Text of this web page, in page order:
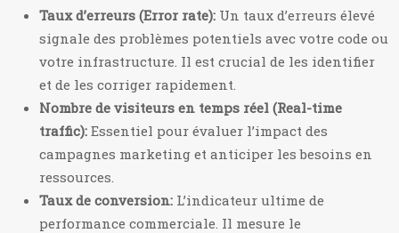
Taux d’erreurs (Error rate): Un taux d’erreurs élevé
signale des problèmes potentiels avec votre code ou
votre infrastructure. Il est crucial de les identifier
et de les corriger rapidement.
Nombre de visiteurs en temps réel (Real-time
traffic): Essentiel pour évaluer l’impact des
campagnes marketing et anticiper les besoins en
ressources.
Taux de conversion: L’indicateur ultime de
performance commerciale. Il mesure le